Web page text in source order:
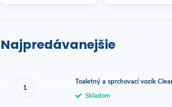
Najpredávanejšie
Toaletný a sprchovací vozík
Skladom